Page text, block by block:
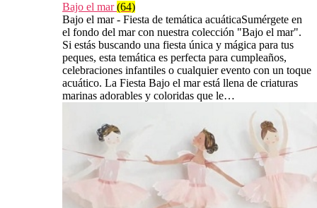
Bajo el mar(64)
Bajo el mar - Fiesta de temática acuáticaSumérgete en
el fondo del mar con nuestra colección "Bajo el mar".
Si estás buscando una fiesta única y mágica para tus
peques, esta temática es perfecta para cumpleaños,
celebraciones infantiles o cualquier evento con un toque
acuático. La Fiesta Bajo el mar está llena de criaturas
marinas adorables y coloridas que le…